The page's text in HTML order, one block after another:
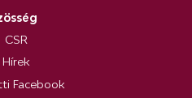
CSR
Hírek
Facebook